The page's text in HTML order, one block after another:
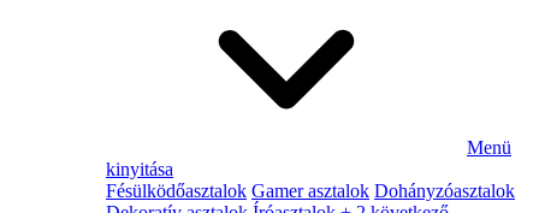
Menü
kinyitása
Fésülködőasztalok Gamer asztalok Dohányzóasztalok